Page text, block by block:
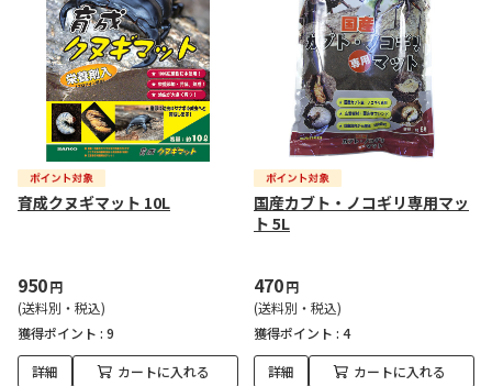
育成クヌギマット 10L
950円
(送料別・税込)
獲得ポイント : 9
詳細 カートに入れる
国産カブト・ノコギリ専用マッ
ト 5L
470円
(送料別・税込)
獲得ポイント : 4
詳細 カートに入れる